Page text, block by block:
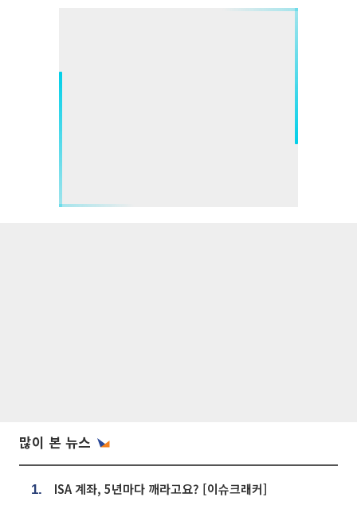
많이 본 뉴스
1. ISA 계좌, 5년마다 깨라고요? [이슈크래커]